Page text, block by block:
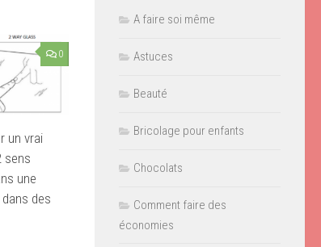
0
un vrai
sens
une
des
A faire soi même
Astuces
Beauté
Bricolage pour enfants
Chocolats
Comment faire des
économies